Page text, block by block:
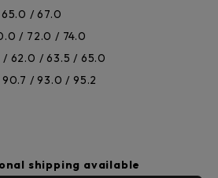
/ 67.0
/ 72.0 / 74.0
62.0 / 63.5 / 65.0
/ 93.0 / 95.2
shipping available